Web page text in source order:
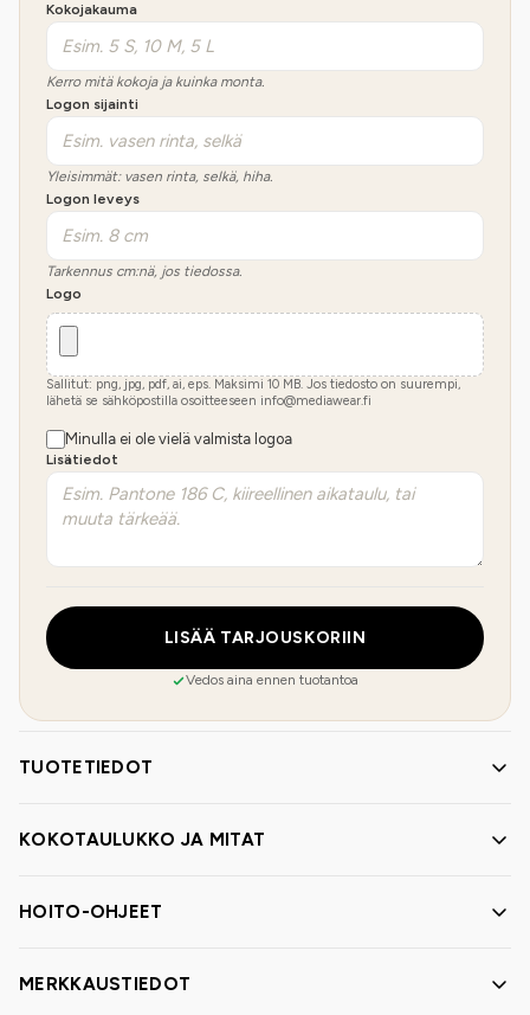
Kokojakauma
Kerro mitä kokoja ja kuinka monta.
Logon sijainti
Yleisimmät: vasen rinta, selkä, hiha.
Logon leveys
Tarkennus cm:nä, jos tiedossa.
Logo
Sallitut: png, jpg, pdf, ai, eps. Maksimi 10 MB. Jos tiedosto on suurempi,
lähetä se sähköpostilla osoitteeseen info@mediawear.fi
Minulla ei ole vielä valmista logoa
Lisätiedot
LISÄÄ TARJOUSKORIIN
Vedos aina ennen tuotantoa
TUOTETIEDOT
KOKOTAULUKKO JA MITAT
HOITO-OHJEET
MERKKAUSTIEDOT